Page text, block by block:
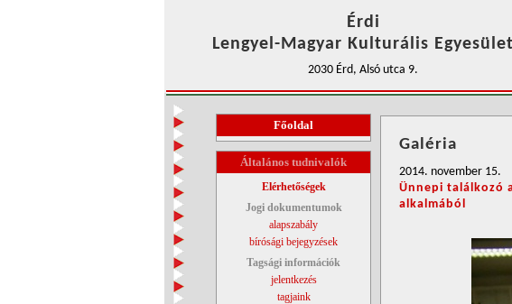
Érdi
Lengyel-Magyar Kulturális Egyesület
2030 Érd, Alsó utca 9.
Főoldal
Általános tudnivalók
Elérhetőségek
Jogi dokumentumok
alapszabály
bírósági bejegyzések
Tagsági információk
jelentkezés
tagjaink
Galéria
2014. november 15.
Ünnepi találkozó
alkalmából